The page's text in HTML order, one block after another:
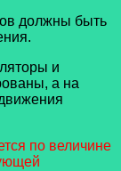
должны быть
и
а на
по величине